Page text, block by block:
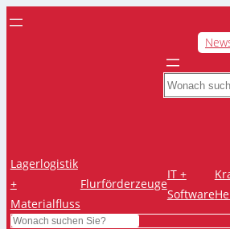
Search
Lagerlogistik
+
Materialfluss
Flurförderzeuge
IT +
Software
Search